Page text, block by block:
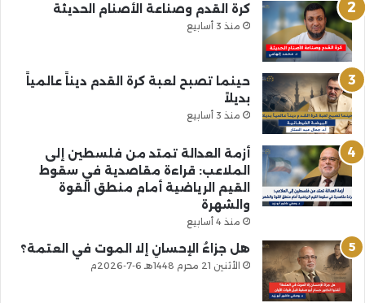
كرة القدم وصناعة الأصنام الحديثة
منذ 3 أسابيع
حينما تصبح لعبة كرة القدم ديناً عالمياً
بديلاً
منذ 3 أسابيع
أزمة العدالة تمتد من فلسطين إلى
الملاعب: قراءة مقاصدية في سقوط
القيم الرياضية أمام منطق القوة
والشهرة
منذ 4 أسابيع
هل جزاءُ الإحسانِ إلا الموت في العتمة؟
الأثنين 21 محرم 1448هـ 6-7-2026م